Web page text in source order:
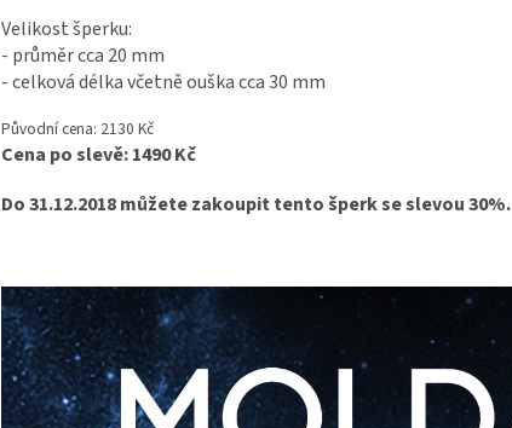
Velikost šperku:
- průměr cca 20 mm
- celková délka včetně ouška cca 30 mm
Původní cena: 2130 Kč
Cena po slevě: 1490 Kč
Do 31.12.2018 můžete zakoupit tento šperk se slevou 30%.